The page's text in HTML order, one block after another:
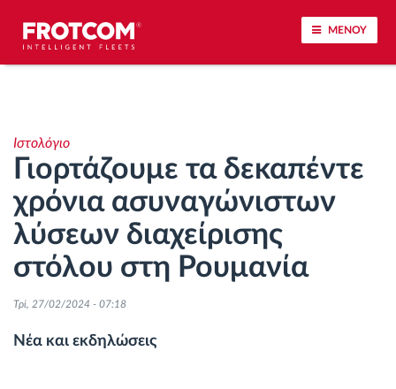
ΜΕΝΟΥ
Ανάλυση οδηγικής συμπεριφοράς
Παρακολούθηση του χρόνου οδήγησης
Διαχείριση εργατικού δυναμικού
Ιστολόγιο
Γιορτάζουμε τα δεκαπέντε
χρόνια ασυναγώνιστων
λύσεων διαχείρισης
στόλου στη Ρουμανία
Τρί, 27/02/2024 - 07:18
Νέα και εκδηλώσεις